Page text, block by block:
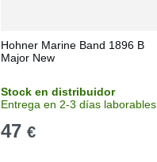
Hohner Marine Band 1896 B
Major New
Stock en distribuidor
Entrega en 2-3 días laborables
47 €